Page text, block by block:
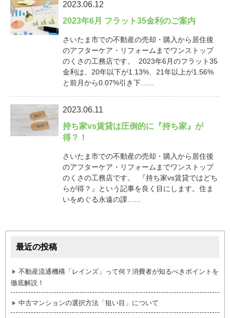
2023.06.12
2023年6月 フラット35金利のご案内
さいたま市での不動産の売却・購入から居住後
のアフターケア・リフォームまでワンストップ
のくさの工務店です。 2023年6月のフラット35
金利は、20年以下が1.13%、21年以上が1.56%
と前月から0.07%引き下…...
2023.06.11
持ち家vs賃貸は圧倒的に『持ち家』が
得？！
さいたま市での不動産の売却・購入から居住後
のアフターケア・リフォームまでワンストップ
のくさの工務店です。 『持ち家vs賃貸ではどち
らが得？』という記事を良く目にします。住ま
いをめぐる永遠の課…...
最近の投稿
不動産流通機構「レインズ」って何？消費者が知るべきポイントを
徹底解説！
中古マンションの選択方法「狙い目」について